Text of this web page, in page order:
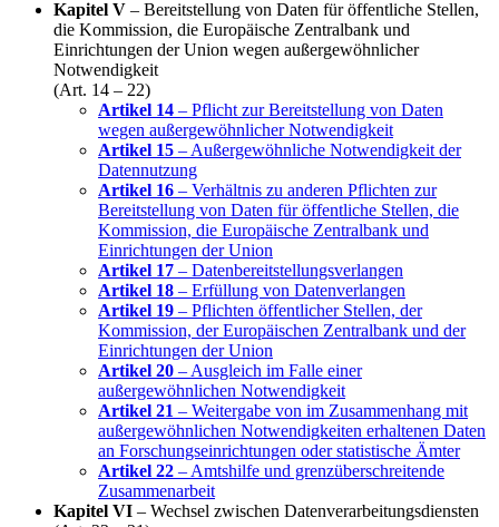
Kapitel V – Bereitstellung von Daten für öffentliche Stellen,
die Kommission, die Europäische Zentralbank und
Einrichtungen der Union wegen außergewöhnlicher
Notwendigkeit
(Art. 14 – 22)
Artikel 14 – Pflicht zur Bereitstellung von Daten
wegen außergewöhnlicher Notwendigkeit
Artikel 15 – Außergewöhnliche Notwendigkeit der
Datennutzung
Artikel 16 – Verhältnis zu anderen Pflichten zur
Bereitstellung von Daten für öffentliche Stellen, die
Kommission, die Europäische Zentralbank und
Einrichtungen der Union
Artikel 17 – Datenbereitstellungsverlangen
Artikel 18 – Erfüllung von Datenverlangen
Artikel 19 – Pflichten öffentlicher Stellen, der
Kommission, der Europäischen Zentralbank und der
Einrichtungen der Union
Artikel 20 – Ausgleich im Falle einer
außergewöhnlichen Notwendigkeit
Artikel 21 – Weitergabe von im Zusammenhang mit
außergewöhnlichen Notwendigkeiten erhaltenen Daten
an Forschungseinrichtungen oder statistische Ämter
Artikel 22 – Amtshilfe und grenzüberschreitende
Zusammenarbeit
Kapitel VI – Wechsel zwischen Datenverarbeitungsdiensten